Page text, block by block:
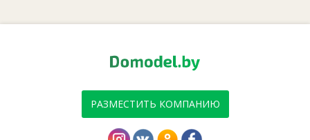
РАЗМЕСТИТЬ КОМПАНИЮ